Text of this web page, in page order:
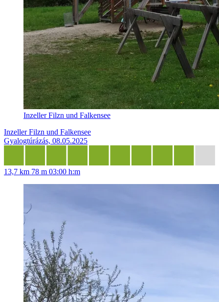
Inzeller Filzn und Falkensee
Inzeller Filzn und Falkensee
Gyalogtúrázás, 08.05.2025
13,7 km 78 m 03:00 h:m